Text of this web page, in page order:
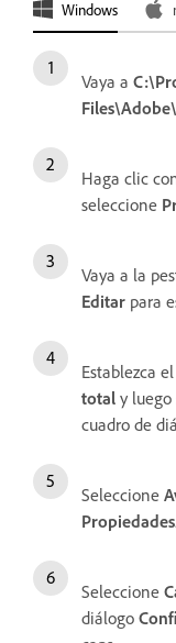
Windows
Vaya a
Haga clic
seleccione
Vaya a la
Editar para
Establezca
total y
cuadro de
Seleccione
Propiedades.
Seleccione
diálogo